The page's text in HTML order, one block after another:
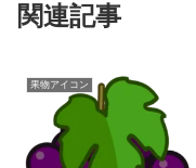
関連記事
果物アイコン